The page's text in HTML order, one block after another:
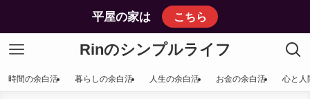
平屋の家は こちら
Rinのシンプルライフ
時間の余白活 暮らしの余白活 人生の余白活 お金の余白活 心と人